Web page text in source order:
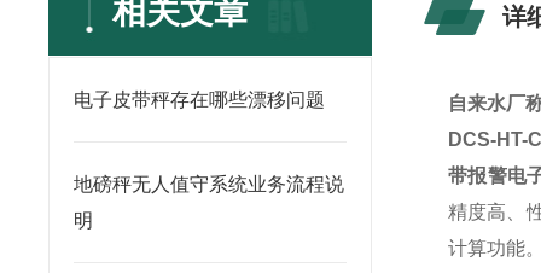
相关文章
电子皮带秤存在哪些漂移问题
地磅秤无人值守系统业务流程说
明
详
自来水厂
DCS-
带报警电
精度高、
计算功能